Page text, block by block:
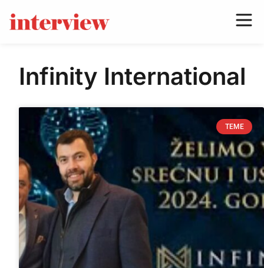
Infinity International
TEME